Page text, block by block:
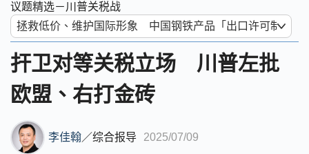
议题精选－川普关税战
扞卫对等关税立场 川普左批
欧盟、右打金砖
李佳翰／综合报导 2025/07/09